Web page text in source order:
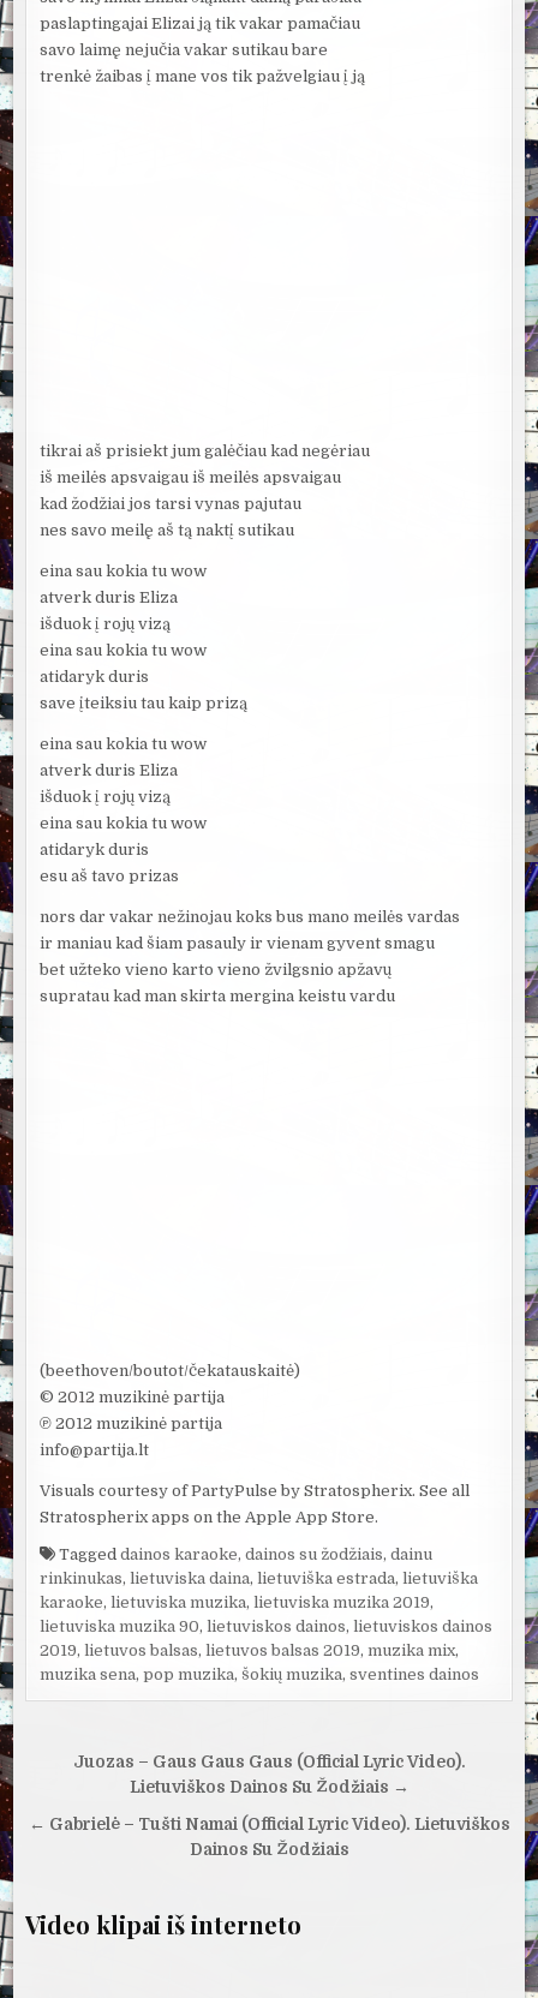
paslaptingajai Elizai ją tik vakar pamačiau
savo laimę nejučia vakar sutikau bare
trenkė žaibas į mane vos tik pažvelgiau į ją
tikrai aš prisiekt jum galėčiau kad negėriau
iš meilės apsvaigau iš meilės apsvaigau
kad žodžiai jos tarsi vynas pajutau
nes savo meilę aš tą naktį sutikau
eina sau kokia tu wow
atverk duris Eliza
išduok į rojų vizą
eina sau kokia tu wow
atidaryk duris
save įteiksiu tau kaip prizą
eina sau kokia tu wow
atverk duris Eliza
išduok į rojų vizą
eina sau kokia tu wow
atidaryk duris
esu aš tavo prizas
nors dar vakar nežinojau koks bus mano meilės vardas
ir maniau kad šiam pasauly ir vienam gyvent smagu
bet užteko vieno karto vieno žvilgsnio apžavų
supratau kad man skirta mergina keistu vardu
(beethoven/boutot/čekatauskaitė)
© 2012 muzikinė partija
℗ 2012 muzikinė partija
info@partija.lt
Visuals courtesy of PartyPulse by Stratospherix. See all
Stratospherix apps on the Apple App Store.
Taggeddainos karaoke,dainos su žodžiais,dainu
rinkinukas,lietuviska daina,lietuviška estrada,lietuviška
karaoke,lietuviska muzika,lietuviska muzika 2019,
lietuviska muzika 90,lietuviskos dainos,lietuviskos dainos
2019,lietuvos balsas,lietuvos balsas 2019,muzika mix,
muzika sena,pop muzika, šokių muzika,sventines dainos
Navigacija
įrašų
Juozas – Gaus Gaus Gaus (Official Lyric Video).
Lietuviškos Dainos Su Žodžiais →
← Gabrielė – Tušti Namai (Official Lyric Video). Lietuviškos
Dainos Su Žodžiais
Video klipai iš interneto